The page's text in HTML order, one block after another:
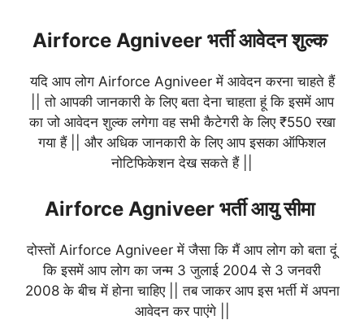
Airforce Agniveer भर्ती आवेदन शुल्क
यदि आप लोग Airforce Agniveer में आवेदन करना चाहते हैं
|| तो आपकी जानकारी के लिए बता देना चाहता हूं कि इसमें आप
का जो आवेदन शुल्क लगेगा वह सभी कैटेगरी के लिए ₹550 रखा
गया हैं || और अधिक जानकारी के लिए आप इसका ऑफिशल
नोटिफिकेशन देख सकते हैं ||
Airforce Agniveer भर्ती आयु सीमा
दोस्तों Airforce Agniveer में जैसा कि मैं आप लोग को बता दूं
कि इसमें आप लोग का जन्म 3 जुलाई 2004 से 3 जनवरी
2008 के बीच में होना चाहिए || तब जाकर आप इस भर्ती में अपना
आवेदन कर पाएंगे ||